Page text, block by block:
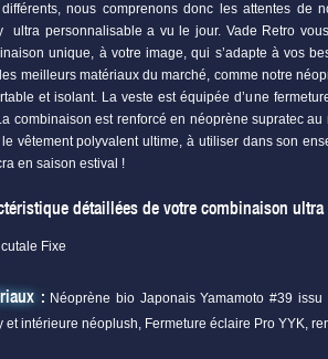
nous comprenons donc les attentes de
ultra personnalisable a vu le jour. Vade Retro
unique, à votre image, qui s’adapte à vos
meilleurs matériaux du marché, comme notre
et isolant. La veste est équipée d’une
combinaison est renforcé en néoprène supratec
le vêtement polyvalent ultime, à utiliser dans son
en saison estival !
détaillées de votre combinaison
Fixe
: Néoprène bio Japonais Yamamoto #39
et intérieure néoplush, Fermeture éclaire Pro YYK,